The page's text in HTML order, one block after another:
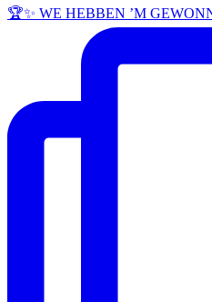
🏆✨ WE HEBBEN ’M